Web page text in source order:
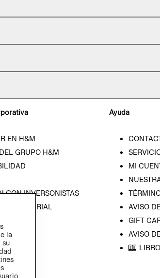
EN H&M
GRUPO H&M
CON INVERSONISTAS
EMPRESARIAL
Ayuda
MI
AVISO
GIFT
AVISO
la
su